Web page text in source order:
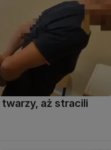
twarzy, aż stracili